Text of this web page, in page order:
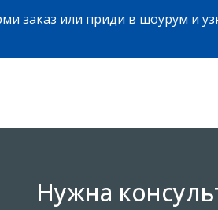
заказ или приди в шоурум и
Нужна